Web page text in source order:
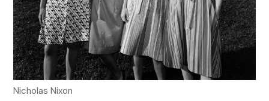
Nicholas Nixon